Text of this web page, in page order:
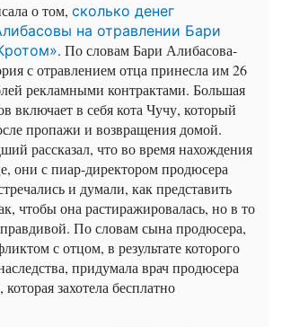
о том, сколько денег
на отравлении Бари
. По словам Бари Алибасова-
с отравлением отца принесла им 26
рекламными контрактами. Большая
включает в себя кота Чучу, который
пропажи и возвращения домой.
рассказал, что во время нахождения
они с пиар-директором продюсера
и думали, как представить
чтобы она растиражировалась, но в то
По словам сына продюсера,
с отцом, в результате которого
придумала врач продюсера
захотела бесплатно